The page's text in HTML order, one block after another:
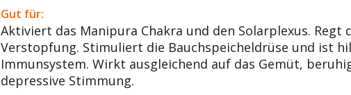
Gut für:
Aktiviert das Manipura Chakra und den Solarplexus.
Verstopfung. Stimuliert die Bauchspeicheldrüse und ist
Immunsystem. Wirkt ausgleichend auf das Gemüt,
depressive Stimmung.